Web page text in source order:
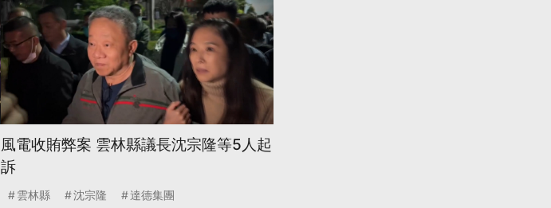
風電收賄弊案 雲林縣議長沈宗隆等5人起
訴
雲林縣 沈宗隆 達德集團